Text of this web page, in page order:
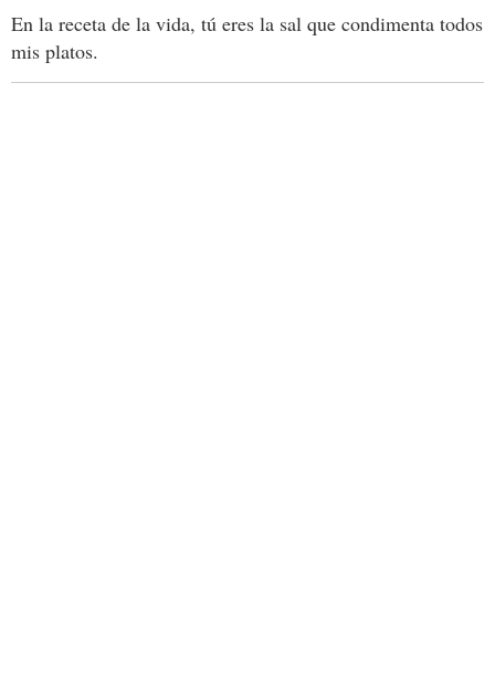
En la receta de la vida, tú eres la sal que condimenta todos
mis platos.